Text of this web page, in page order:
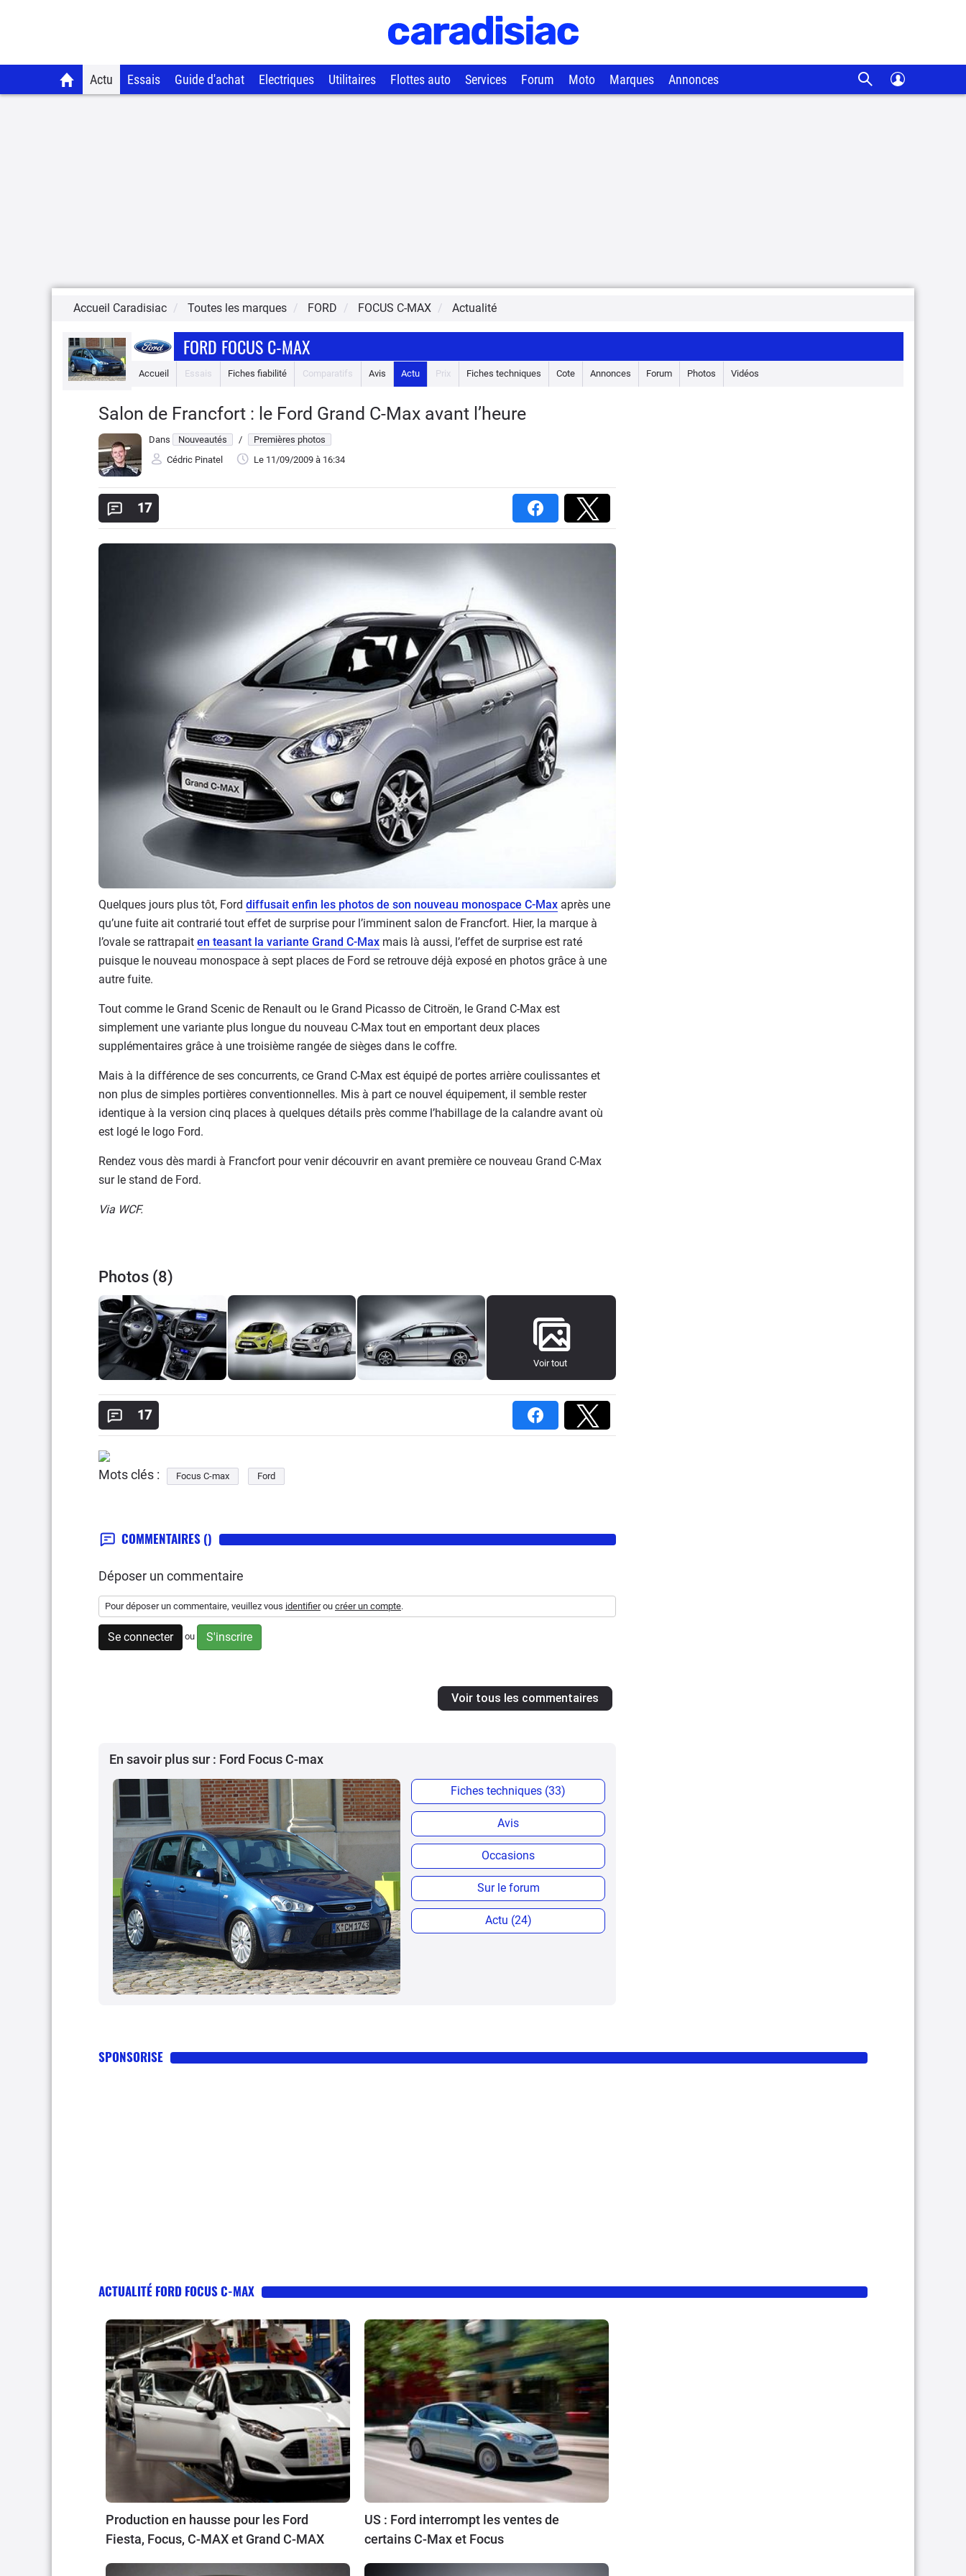
Actu Essais Guide d'achat Electriques Utilitaires Flottes auto Services Forum Moto Marques Annonces
Accueil Caradisiac Toutes les marques FORD FOCUS C-MAX Actualité
FORD FOCUS C-MAX
Accueil Essais Fiches fiabilité Comparatifs Avis Actu Prix Fiches techniques Cote Annonces Forum Photos Vidéos
Salon de Francfort : le Ford Grand C-Max avant l’heure
Dans Nouveautés /
Premières photos
Cédric Pinatel
Le 11/09/2009 à 16:34
17
Quelques jours plus tôt, Ford diffusait enfin les photos de son nouveau monospace C-Max après une
qu’une fuite ait contrarié tout effet de surprise pour l’imminent salon de Francfort. Hier, la marque à
l’ovale se rattrapait en teasant la variante Grand C-Max mais là aussi, l’effet de surprise est raté
puisque le nouveau monospace à sept places de Ford se retrouve déjà exposé en photos grâce à une
autre fuite.
Tout comme le Grand Scenic de Renault ou le Grand Picasso de Citroën, le Grand C-Max est
simplement une variante plus longue du nouveau C-Max tout en emportant deux places
supplémentaires grâce à une troisième rangée de sièges dans le coffre.
Mais à la différence de ses concurrents, ce Grand C-Max est équipé de portes arrière coulissantes et
non plus de simples portières conventionnelles. Mis à part ce nouvel équipement, il semble rester
identique à la version cinq places à quelques détails près comme l’habillage de la calandre avant où
est logé le logo Ford.
Rendez vous dès mardi à Francfort pour venir découvrir en avant première ce nouveau Grand C-Max
sur le stand de Ford.
Via WCF.
Photos (8)
Voir tout
17
Mots clés : Focus C-max Ford
COMMENTAIRES ()
Déposer un commentaire
Pour déposer un commentaire, veuillez vous identifierou créer un compte.
Se connecter ou S'inscrire
Voir tous les commentaires
En savoir plus sur : Ford Focus C-max
Fiches techniques (33)
Avis
Occasions
Sur le forum
Actu (24)
SPONSORISE
ACTUALITÉ FORD FOCUS C-MAX
Production en hausse pour les Ford
Fiesta, Focus, C-MAX et Grand C-MAX
US : Ford interrompt les ventes de
certains C-Max et Focus